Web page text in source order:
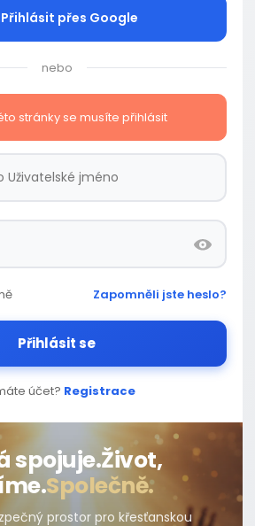
Přihlásit přes Google
nebo
stránky se musíte přihlásit
Zapomněli jste heslo?
Přihlásit se
účet? Registrace
spojuje.Život,
Společně.
prostor pro křesťanskou